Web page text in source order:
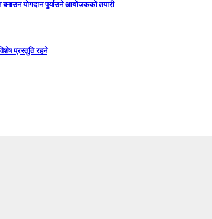
योगदान पुर्याउने आयोजकको तयारी
प्रस्तुति रहने